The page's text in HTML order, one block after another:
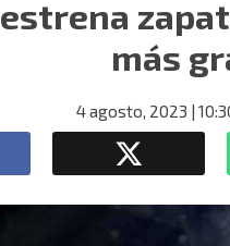
más
4 agosto, 2023 |